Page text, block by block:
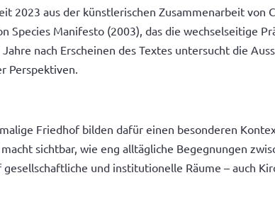
2023 aus der künstlerischen Zusammenarbeit von
Species Manifesto (2003), das die wechselseitige
nach Erscheinen des Textes untersucht die
Perspektiven.
Friedhof bilden dafür einen besonderen
sichtbar, wie eng alltägliche Begegnungen
und institutionelle Räume – auch